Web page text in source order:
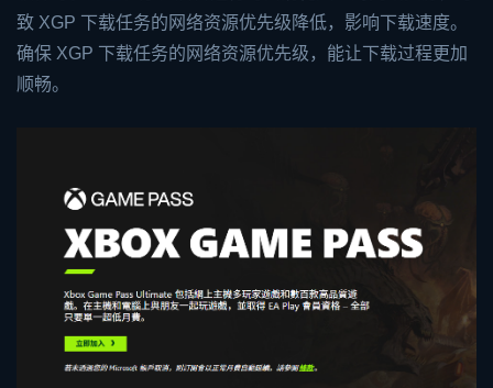
致 XGP 下载任务的网络资源优先级降低，影响下载速度。
确保 XGP 下载任务的网络资源优先级，能让下载过程更加
顺畅。